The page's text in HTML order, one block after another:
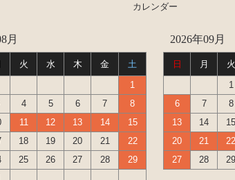
カレンダー
月
火 水 木 金
土
1
4 5 6 7
8
11 12 13 14
15
18 19 20 21
22
25 26 27 28
29
2026年09月
日 月 火
1
6
7 8
13
14 15
20
21 22
27
28 29